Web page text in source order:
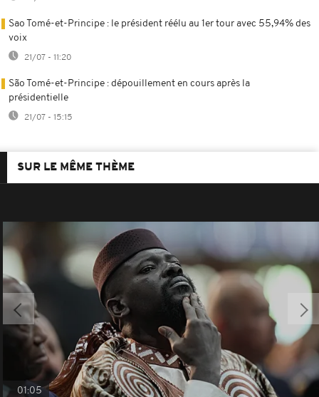
Sao Tomé-et-Principe : le président réélu au 1er tour avec 55,94% des
voix
21/07 - 11:20
São Tomé-et-Principe : dépouillement en cours après la
présidentielle
21/07 - 15:15
SUR LE MÊME THÈME
01:05